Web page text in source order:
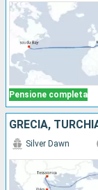
Pensione completa
GRECIA,
Silver Dawn